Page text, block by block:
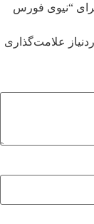
“نیوی فورس
علامت‌گذاری